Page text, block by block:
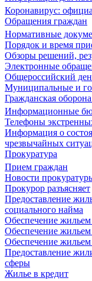
Коронавирус:
Обращения граждан
Нормативные
Порядок и время
Обзоры решений,
Электронные
Общероссийский
Муниципальные и
Гражданская
Информационные
Телефоны
Информация о
чрезвычайных
Прокуратура
Прием граждан
Новости
Прокурор разъясняет
Предоставление
социального найма
Обеспечение
Обеспечение
Обеспечение жильем
Предоставление
сферы
Жилье в кредит